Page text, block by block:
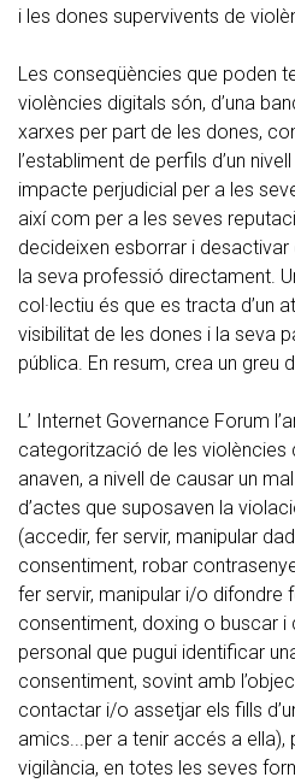
i les dones supervivents de
Les conseqüències que poden
violències digitals són, d’una
xarxes per part de les dones,
l’establiment de perfils d’un
impacte perjudicial per a les
així com per a les seves
decideixen esborrar i
la seva professió directament.
col·lectiu és que es tracta d’un
visibilitat de les dones i la seva
pública. En resum, crea un greu
L’ Internet Governance Forum
categorització de les violències
anaven, a nivell de causar un
d’actes que suposaven la
(accedir, fer servir, manipular
consentiment, robar
fer servir, manipular i/o
consentiment, doxing o buscar
personal que pugui identificar
consentiment, sovint amb
contactar i/o assetjar els fills
amics...per a tenir accés a ella),
vigilància, en totes les seves